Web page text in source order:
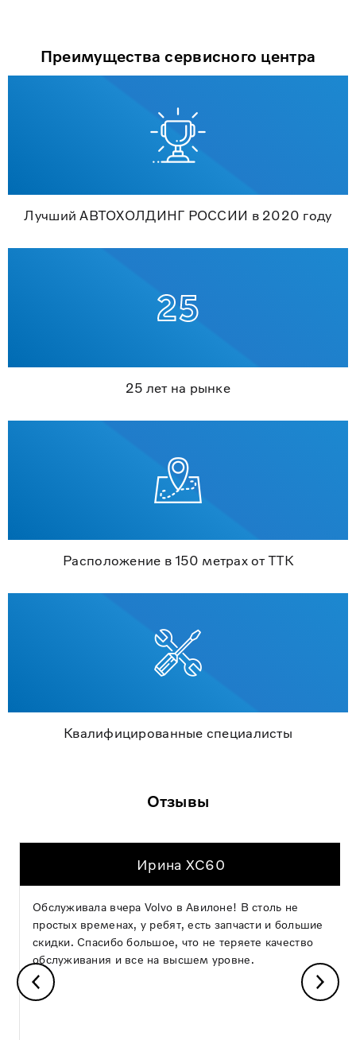
Преимущества сервисного центра
Лучший АВТОХОЛДИНГ РОССИИ в 2020 году
25 лет на рынке
Расположение в 150 метрах от ТТК
Квалифицированные специалисты
Отзывы
Ирина XC60
Обслуживала вчера Volvo в Авилоне! В столь не
простых временах, у ребят, есть запчасти и большие
скидки. Спасибо большое, что не теряете качество
обслуживания и все на высшем уровне.